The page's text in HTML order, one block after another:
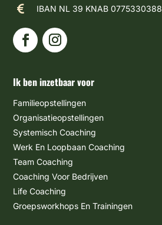
 IBAN NL 39 KNAB 0775330388
Ik ben inzetbaar voor
Familieopstellingen
Organisatieopstellingen
Systemisch Coaching
Werk En Loopbaan Coaching
Team Coaching
Coaching Voor Bedrijven
Life Coaching
Groepsworkhops En Trainingen